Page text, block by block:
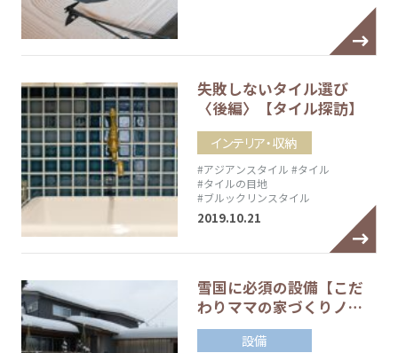
失敗しないタイル選び
〈後編〉【タイル探訪】
インテリア・収納
#アジアンスタイル #タイル
#タイルの目地
#ブルックリンスタイル
2019.10.21
雪国に必須の設備【こだ
わりママの家づくりノ…
設備